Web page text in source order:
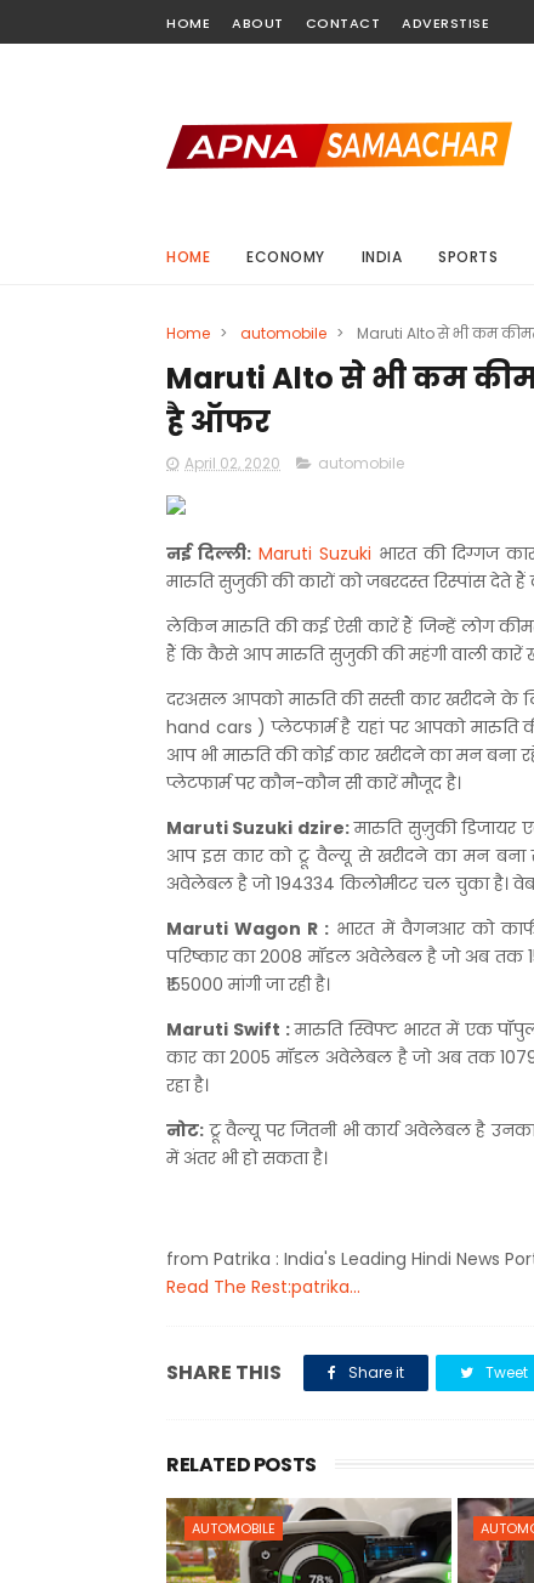
HOME ABOUT CONTACT ADVERSTISE
HOME ECONOMY INDIA SPORTS
Home > automobile > Maruti Alto से भी कम
Maruti Alto से भी कम
है ऑफर
April 02, 2020 automobile
नई दिल्ली: Maruti Suzuki भारत की दिग्गज
मारुति सुजुकी की कारों को जबरदस्त रिस्पांस देते
लेकिन मारुति की कई ऐसी कारें हैं जिन्हें लोग
हैं कि कैसे आप मारुति सुजुकी की महंगी वाली कारें
दरअसल आपको मारुति की सस्ती कार खरीदने के
hand cars ) प्लेटफार्म है यहां पर आपको
आप भी मारुति की कोई कार खरीदने का मन
प्लेटफार्म पर कौन-कौन सी कारें मौजूद है।
Maruti Suzuki dzire:मारुति सुज़ुकी डिजायर
आप इस कार को ट्रू वैल्यू से खरीदने का मन बना
अवेलेबल है जो 194334 किलोमीटर चल चुका है।
Maruti Wagon R : भारत में वैगनआर को
परिष्कार का 2008 मॉडल अवेलेबल है जो अब तक
₹155000 मांगी जा रही है।
Maruti Swift :मारुति स्विफ्ट भारत में एक
कार का 2005 मॉडल अवेलेबल है जो अब तक
रहा है।
नोट: ट्रू वैल्यू पर जितनी भी कार्य अवेलेबल है
में अंतर भी हो सकता है।
from Patrika : India's Leading Hindi News
Read The Rest:patrika...
SHARE THIS Share it Tweet
RELATED POSTS
AUTOMOBILE